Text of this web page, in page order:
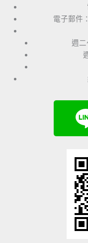
電子郵件
週